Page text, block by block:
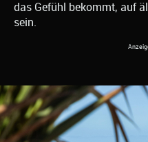
das Gefühl bekommt, auf
sein.